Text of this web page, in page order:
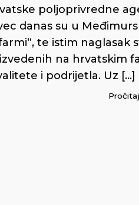
poljoprivredne
danas su u
te istim naglasak
na hrvatskim
i podrijetla. Uz […]